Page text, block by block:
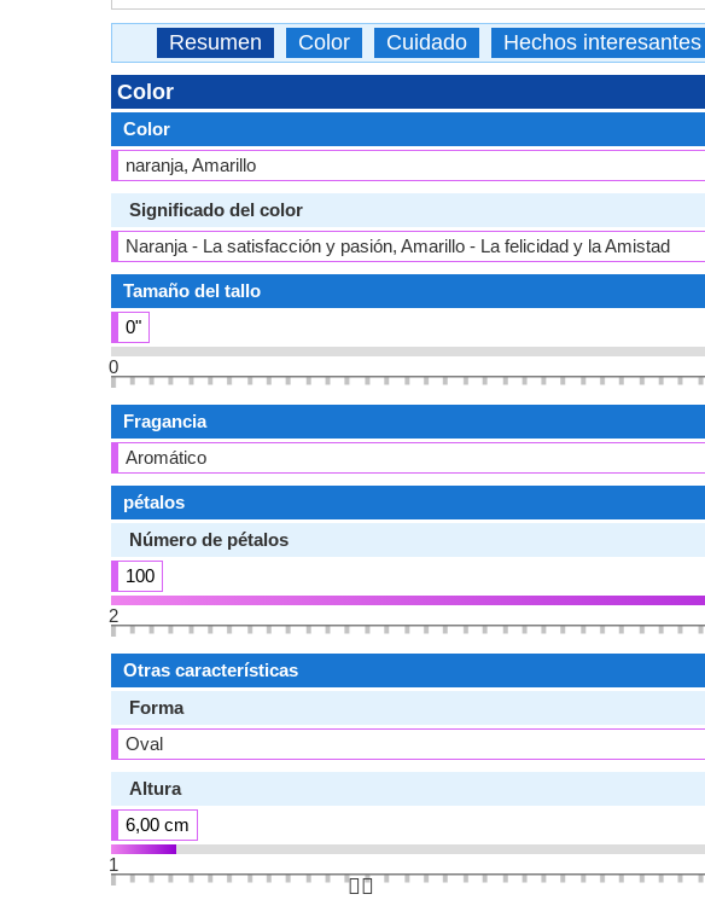
Resumen Color Cuidado Hechos interesantes
Color
Color
naranja, Amarillo
Significado del color
Naranja - La satisfacción y pasión, Amarillo - La felicidad y la Amistad
Tamaño del tallo
0"
0
Fragancia
Aromático
pétalos
Número de pétalos
100
2
Otras características
Forma
Oval
Altura
6,00 cm
1
👆🏻